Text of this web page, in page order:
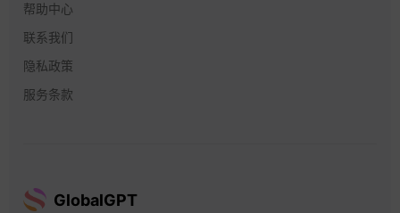
帮助中心
联系我们
隐私政策
服务条款
GlobalGPT